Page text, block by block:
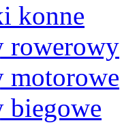
konne
rowerowy
motorowe
biegowe